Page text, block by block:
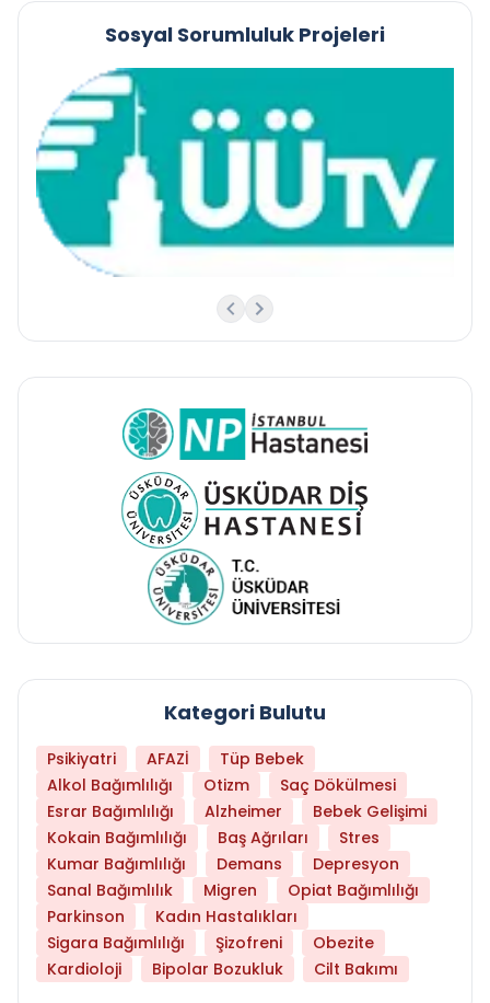
Sosyal Sorumluluk Projeleri
Kategori Bulutu
Psikiyatri AFAZİ
Tüp Bebek
Alkol Bağımlılığı
Otizm
Saç Dökülmesi
Esrar Bağımlılığı
Alzheimer
Bebek Gelişimi
Kokain Bağımlılığı
Baş Ağrıları
Stres
Kumar Bağımlılığı
Demans
Depresyon
Sanal Bağımlılık
Migren
Opiat Bağımlılığı
Parkinson
Kadın Hastalıkları
Sigara Bağımlılığı
Şizofreni
Obezite
Kardioloji
Bipolar Bozukluk Cilt Bakımı